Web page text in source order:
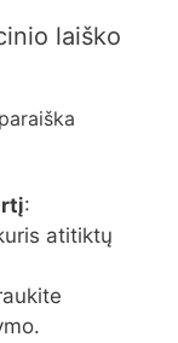
laiško
:
atitiktų